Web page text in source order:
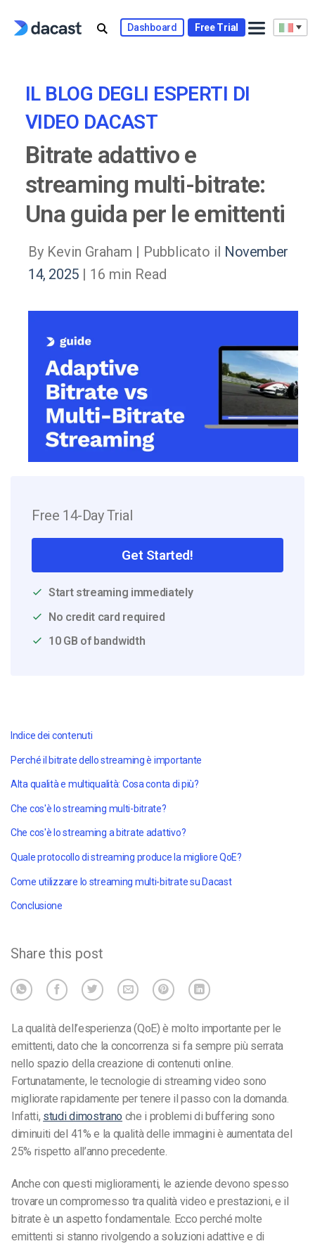
Dashboard Free Trial
IL BLOG DEGLI ESPERTI DI
VIDEO DACAST
Bitrate adattivo e
streaming multi-bitrate:
Una guida per le emittenti
By Kevin Graham | Pubblicato il November
14, 2025| 16 min Read
Free 14-Day Trial
Get Started!
Start streaming immediately
No credit card required
10 GB of bandwidth
Indice dei contenuti
Perché il bitrate dello streaming è importante
Alta qualità e multiqualità: Cosa conta di più?
Che cos'è lo streaming multi-bitrate?
Che cos'è lo streaming a bitrate adattivo?
Quale protocollo di streaming produce la migliore QoE?
Come utilizzare lo streaming multi-bitrate su Dacast
Conclusione
Share this post
La qualità dell’esperienza (QoE) è molto importante per le
emittenti, dato che la concorrenza si fa sempre più serrata
nello spazio della creazione di contenuti online.
Fortunatamente, le tecnologie di streaming video sono
migliorate rapidamente per tenere il passo con la domanda.
Infatti, studi dimostrano che i problemi di buffering sono
diminuiti del 41% e la qualità delle immagini è aumentata del
25% rispetto all’anno precedente.
Anche con questi miglioramenti, le aziende devono spesso
trovare un compromesso tra qualità video e prestazioni, e il
bitrate è un aspetto fondamentale. Ecco perché molte
emittenti si stanno rivolgendo a soluzioni adattive e di